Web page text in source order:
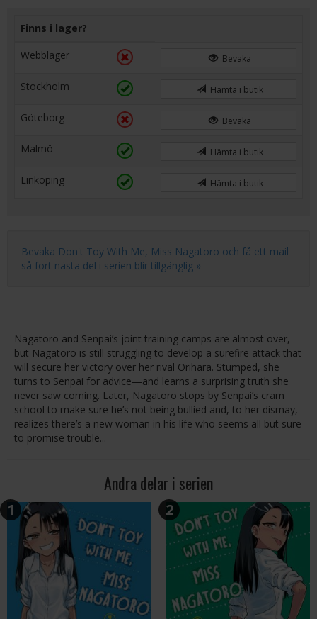
Finns i lager?
Webblager
Bevaka
Stockholm Hämta i butik
Göteborg Bevaka
Malmö Hämta i butik
Linköping Hämta i butik
Bevaka Don't Toy With Me, Miss Nagatoro och få ett mail
så fort nästa del i serien blir tillgänglig »
Nagatoro and Senpai’s joint training camps are almost over,
but Nagatoro is still struggling to develop a surefire attack that
will secure her victory over her rival Orihara. Stumped, she
turns to Senpai for advice—and learns a surprising truth she
never saw coming. Later, Nagatoro stops by Senpai’s cram
school to make sure he’s not being bullied and, to her dismay,
realizes there’s a new woman in his life who seems all but sure
to promise trouble...
Andra delar i serien
1 2